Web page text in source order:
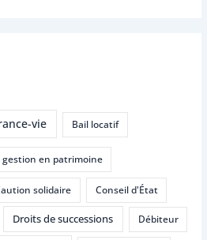
vie Bail locatif
gestion en patrimoine
solidaire Conseil d'État
Droits de successions Débiteur